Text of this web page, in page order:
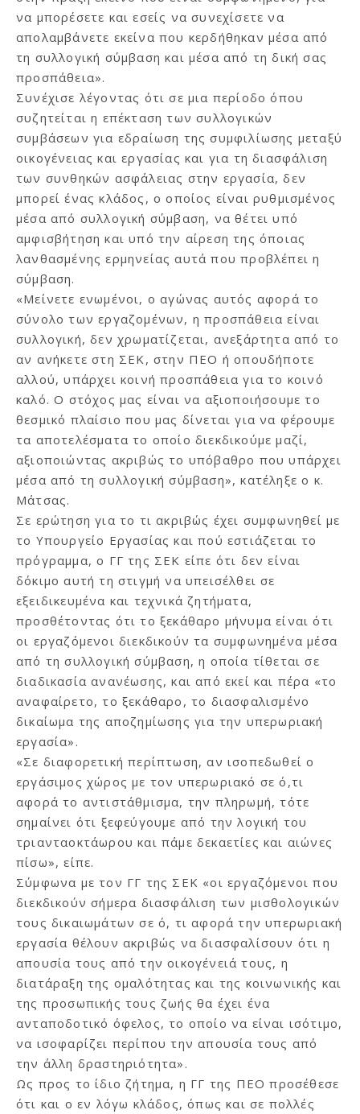
να μπορέσετε και εσείς να συνεχίσετε να
απολαμβάνετε εκείνα που κερδήθηκαν μέσα από
τη συλλογική σύμβαση και μέσα από τη δική σας
προσπάθεια».
Συνέχισε λέγοντας ότι σε μια περίοδο όπου
συζητείται η επέκταση των συλλογικών
συμβάσεων για εδραίωση της συμφιλίωσης μεταξύ
οικογένειας και εργασίας και για τη διασφάλιση
των συνθηκών ασφάλειας στην εργασία, δεν
μπορεί ένας κλάδος, ο οποίος είναι ρυθμισμένος
μέσα από συλλογική σύμβαση, να θέτει υπό
αμφισβήτηση και υπό την αίρεση της όποιας
λανθασμένης ερμηνείας αυτά που προβλέπει η
σύμβαση.
«Μείνετε ενωμένοι, ο αγώνας αυτός αφορά το
σύνολο των εργαζομένων, η προσπάθεια είναι
συλλογική, δεν χρωματίζεται, ανεξάρτητα από το
αν ανήκετε στη ΣΕΚ, στην ΠΕΟ ή οπουδήποτε
αλλού, υπάρχει κοινή προσπάθεια για το κοινό
καλό. Ο στόχος μας είναι να αξιοποιήσουμε το
θεσμικό πλαίσιο που μας δίνεται για να φέρουμε
τα αποτελέσματα το οποίο διεκδικούμε μαζί,
αξιοποιώντας ακριβώς το υπόβαθρο που υπάρχει
μέσα από τη συλλογική σύμβαση», κατέληξε ο κ.
Μάτσας.
Σε ερώτηση για το τι ακριβώς έχει συμφωνηθεί με
το Υπουργείο Εργασίας και πού εστιάζεται το
πρόγραμμα, ο ΓΓ της ΣΕΚ είπε ότι δεν είναι
δόκιμο αυτή τη στιγμή να υπεισέλθει σε
εξειδικευμένα και τεχνικά ζητήματα,
προσθέτοντας ότι το ξεκάθαρο μήνυμα είναι ότι
οι εργαζόμενοι διεκδικούν τα συμφωνημένα μέσα
από τη συλλογική σύμβαση, η οποία τίθεται σε
διαδικασία ανανέωσης, και από εκεί και πέρα «το
αναφαίρετο, το ξεκάθαρο, το διασφαλισμένο
δικαίωμα της αποζημίωσης για την υπερωριακή
εργασία».
«Σε διαφορετική περίπτωση, αν ισοπεδωθεί ο
εργάσιμος χώρος με τον υπερωριακό σε ό,τι
αφορά το αντιστάθμισμα, την πληρωμή, τότε
σημαίνει ότι ξεφεύγουμε από την λογική του
τριανταοκτάωρου και πάμε δεκαετίες και αιώνες
πίσω», είπε.
Σύμφωνα με τον ΓΓ της ΣΕΚ «οι εργαζόμενοι που
διεκδικούν σήμερα διασφάλιση των μισθολογικών
τους δικαιωμάτων σε ό, τι αφορά την υπερωριακή
εργασία θέλουν ακριβώς να διασφαλίσουν ότι η
απουσία τους από την οικογένειά τους, η
διατάραξη της ομαλότητας και της κοινωνικής και
της προσωπικής τους ζωής θα έχει ένα
ανταποδοτικό όφελος, το οποίο να είναι ισότιμο,
να ισοφαρίζει περίπου την απουσία τους από
την άλλη δραστηριότητα».
Ως προς το ίδιο ζήτημα, η ΓΓ της ΠΕΟ προσέθεσε
ότι και ο εν λόγω κλάδος, όπως και σε πολλές